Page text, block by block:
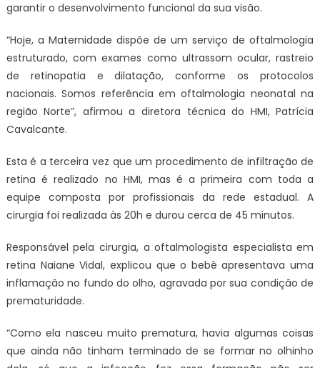
garantir o desenvolvimento funcional da sua visão.
“Hoje, a Maternidade dispõe de um serviço de oftalmologia
estruturado, com exames como ultrassom ocular, rastreio
de retinopatia e dilatação, conforme os protocolos
nacionais. Somos referência em oftalmologia neonatal na
região Norte”, afirmou a diretora técnica do HMI, Patrícia
Cavalcante.
Esta é a terceira vez que um procedimento de infiltração de
retina é realizado no HMI, mas é a primeira com toda a
equipe composta por profissionais da rede estadual. A
cirurgia foi realizada às 20h e durou cerca de 45 minutos.
Responsável pela cirurgia, a oftalmologista especialista em
retina Naiane Vidal, explicou que o bebê apresentava uma
inflamação no fundo do olho, agravada por sua condição de
prematuridade.
“Como ela nasceu muito prematura, havia algumas coisas
que ainda não tinham terminado de se formar no olhinho